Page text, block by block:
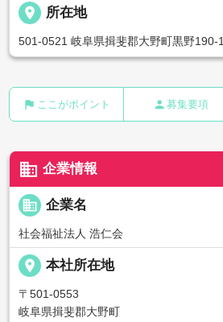
place 所在地
501-0521 岐阜県揖斐郡大野町黒野190-1
flag ここがポイント person 募集要項
business 企業情報
business 企業名
社会福祉法人 浩仁会
place 本社所在地
〒501-0553
岐阜県揖斐郡大野町